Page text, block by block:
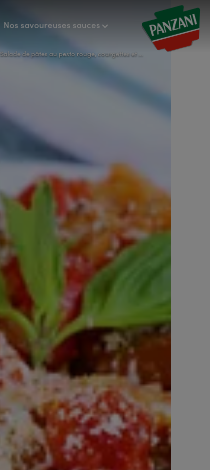
Nos savoureuses sauces
Salade de pâtes au pesto rouge, courgettes et poivrons